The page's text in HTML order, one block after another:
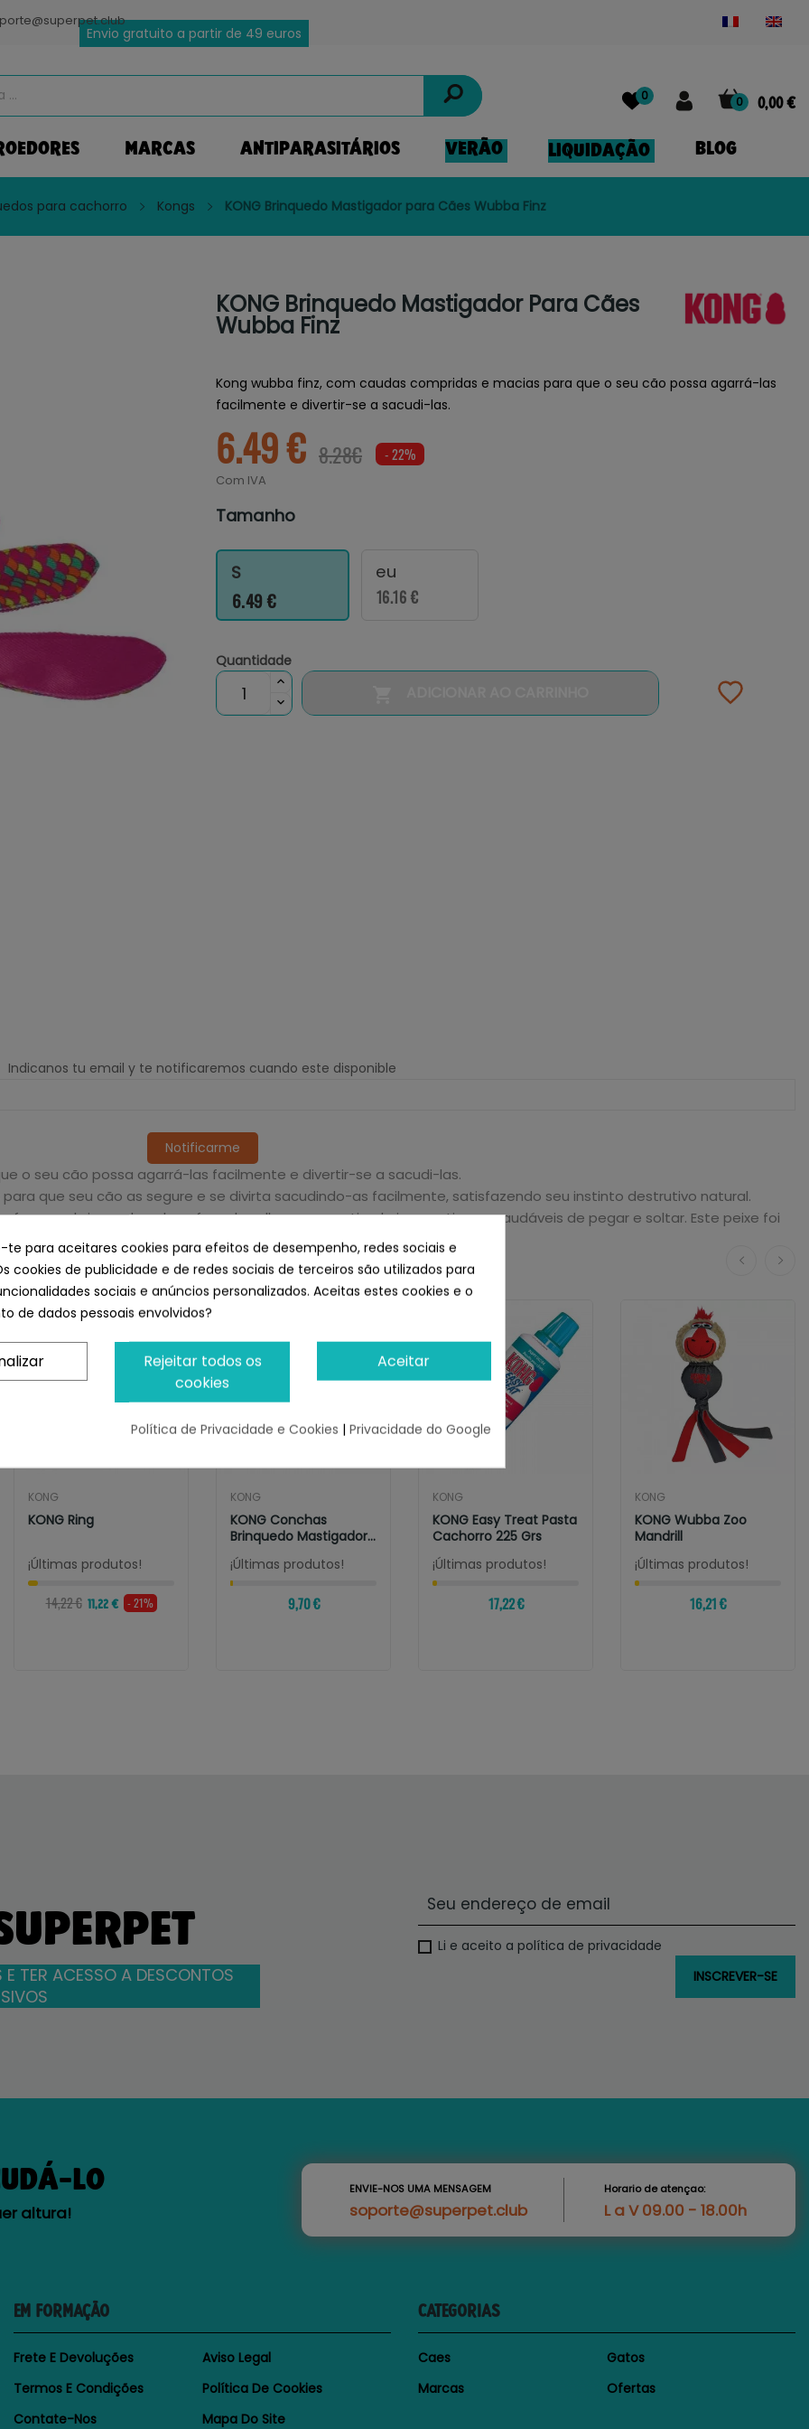
Envio gratuito a partir de 49 euros
0 0,00 €
0
MARCAS ANTIPARASITÁRIOS VERÃO LIQUIDAÇÃO BLOG
para cachorro Kongs KONG Brinquedo Mastigador para Cães Wubba Finz
KONG Brinquedo Mastigador Para Cães
Wubba Finz
Kong wubba finz, com caudas compridas e macias para que o seu cão possa agarrá-las
facilmente e divertir-se a sacudi-las.
6.49 € 8.28€ - 22%
Com IVA
Tamanho
S
6.49 €
eu
16.16 €
Quantidade
Indicanos tu email y te notificaremos cuando este disponible
Notificarme
o seu cão possa agarrá-las facilmente e divertir-se a sacudi-las.
para que seu cão as segure e se divirta sacudindo-as facilmente, satisfazendo seu instinto destrutivo natural.
fazem o brinquedo pular e fazer barulho, o que estimula jogos ativos e saudáveis ​​de pegar e soltar. Este peixe foi
ao pegá-lo.
para perros Wubba Finz
KONG
KONG Ring
¡Últimas produtos!
14,22 € 11,22 € - 21%
KONG
KONG Conchas
Brinquedo Mastigador
Para Cães
¡Últimas produtos!
9,70 €
KONG
KONG Easy Treat Pasta
Cachorro 225 Grs
¡Últimas produtos!
17,22 €
KONG
KONG Wubba Zoo
Mandrill
¡Últimas produtos!
16,21 €
TER ACESSO A DESCONTOS
Li e aceito a política de privacidade
LO
altura!
ENVIE-NOS UMA MENSAGEM
soporte@superpet.club
Horario de atençao:
L a V 09.00 - 18.00h
EM FORMAÇÃO
Frete E Devoluções
Aviso Legal
Termos E Condições
Política De Cookies
Contate-Nos
Mapa Do Site
CATEGORIAS
Caes
Gatos
Marcas
Ofertas
te para aceitares cookies para efeitos de desempenho, redes sociais e
cookies de publicidade e de redes sociais de terceiros são utilizados para
sociais e anúncios personalizados. Aceitas estes cookies e o
de dados pessoais envolvidos?
Aceitar
Rejeitar todos os
cookies
Política de Privacidade e Cookies | Privacidade do Google